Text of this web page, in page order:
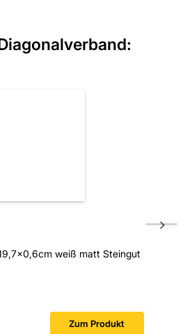
weiß matt Steingut
Zum Produkt